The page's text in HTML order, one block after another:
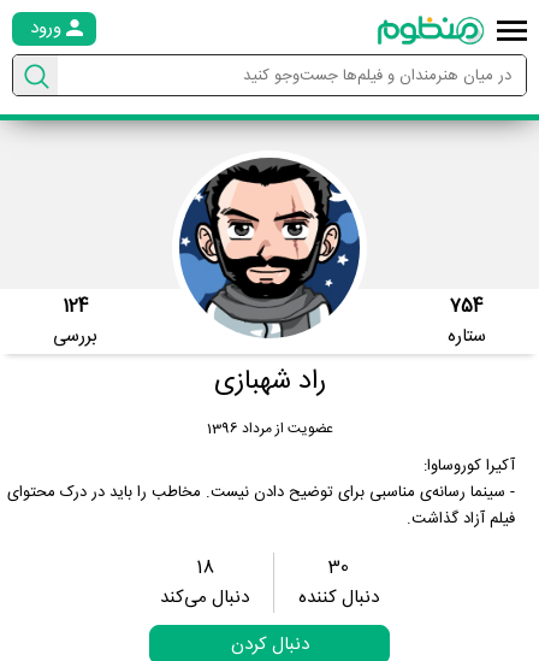
ورود
754
ستاره
124
بررسی
راد شهبازی
عضویت از مرداد 1396
آکیرا کوروساوا:
- سینما رسانه‌ی مناسبی برای توضیح دادن نیست. مخاطب را باید در درک محتوای
فیلم آزاد گذاشت.
30
دنبال کننده
18
دنبال می‌کند
دنبال کردن